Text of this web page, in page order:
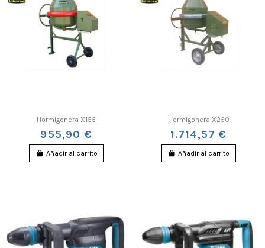
Hormigonera X155
955,90 €
Añadir al carrito
Hormigonera X250
1.714,57 €
Añadir al carrito